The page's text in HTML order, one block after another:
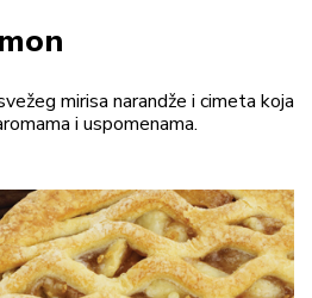
mirisa narandže i cimeta koja
i uspomenama.